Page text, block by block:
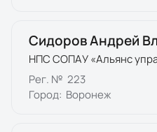
Сидоров Андрей
НПС СОПАУ «Альянс
Рег. № 223
Город: Воронеж